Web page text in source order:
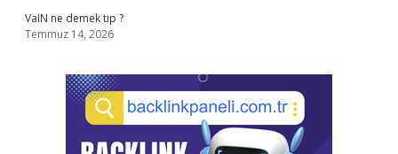
VaIN ne demek tıp ?
Temmuz 14, 2026